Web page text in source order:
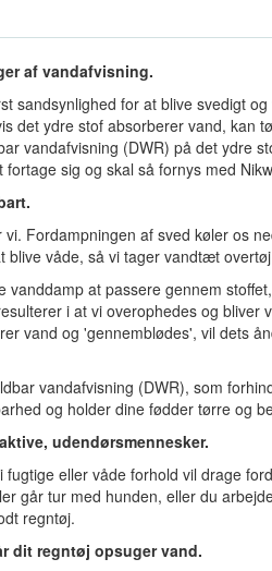
af vandafvisning.
sandsynlighed for at blive svedigt
det ydre stof absorberer vand, kan
vandafvisning (DWR) på det ydre
sig og skal så fornys med
Fordampningen af sved køler os
blive våde, så vi tager vandtæt
vanddamp at passere gennem
i at vi overophedes og bliver
vand og 'gennemblødes', vil dets
vandafvisning (DWR), som
og holder dine fødder tørre og
udendørsmennesker.
fugtige eller våde forhold vil drage
går tur med hunden, eller du
regntøj.
dit regntøj opsuger vand.